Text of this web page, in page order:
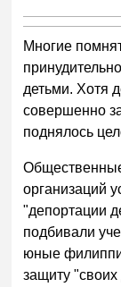
Многие
детьми. Хотя
совершенно
поднялось
организаций
"депортации
подбивали
юные
защиту "своих